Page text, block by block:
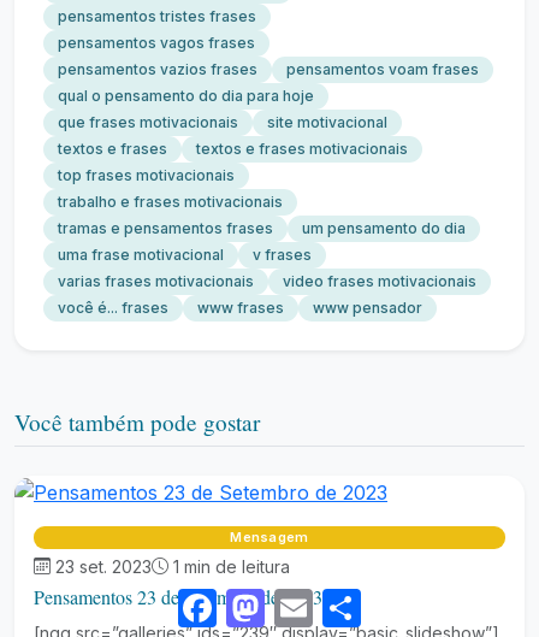
pensamentos tristes frases
pensamentos vagos frases
pensamentos vazios frases
pensamentos voam frases
qual o pensamento do dia para hoje
que frases motivacionais
site motivacional
textos e frases
textos e frases motivacionais
top frases motivacionais
trabalho e frases motivacionais
tramas e pensamentos frases
um pensamento do dia
uma frase motivacional
v frases
varias frases motivacionais
video frases motivacionais
você é... frases
www frases www pensador
Você também pode gostar
Mensagem
23 set. 2023 1 min de leitura
Pensamentos 23 de Setembro de 2023
[ngg src=”galleries” ids=”239″ display=”basic_slideshow”]
FacebookMastodon
Email